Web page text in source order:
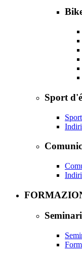
Sport
Seminari